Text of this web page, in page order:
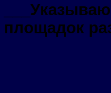
площадок